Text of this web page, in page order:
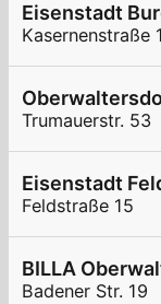
Eisenstadt
Kasernenstraße
Trumauerstr. 53
Eisenstadt
Feldstraße 15
BILLA
Badener Str. 19